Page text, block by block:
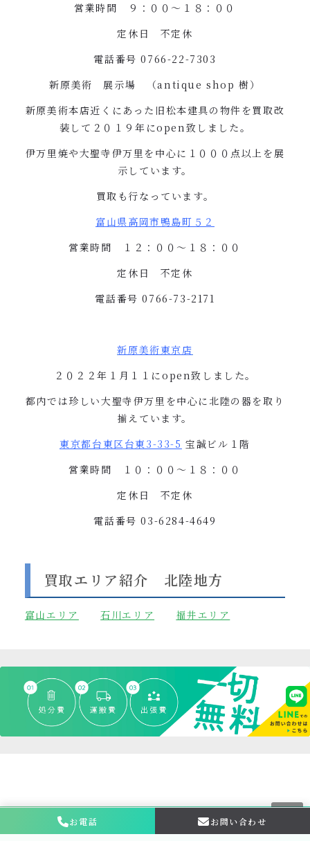
営業時間 ９：００〜１８：００
定休日 不定休
電話番号 0766-22-7303
新原美術 展示場 （antique shop樹）
新原美術本店近くにあった旧松本建具の物件を買取改
装して２０１９年にopen致しました。
伊万里焼や大聖寺伊万里を中心に１０００点以上を展
示しています。
買取も行なっています。
富山県高岡市鴨島町５２
営業時間 １２：００〜１８：００
定休日 不定休
電話番号 0766-73-2171
新原美術東京店
２０２２年１月１１にopen致しました。
都内では珍しい大聖寺伊万里を中心に北陸の器を取り
揃えています。
東京都台東区台東3-33-5 宝誠ビル１階
営業時間 １０：００〜１８：００
定休日 不定休
電話番号 03-6284-4649
買取エリア紹介 北陸地方
富山エリア 石川エリア 福井エリア
お問い合わせ・ 相談はこちら
お電話 お問い合わせ